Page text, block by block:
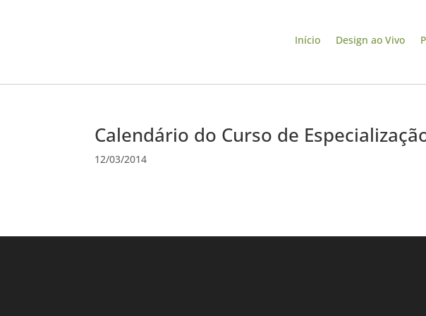
Início Design ao Vivo
Calendário do Curso de
12/03/2014